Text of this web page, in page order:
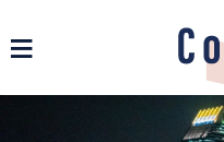
รวมข่าวสารคอนโด บ้าน แล
≡